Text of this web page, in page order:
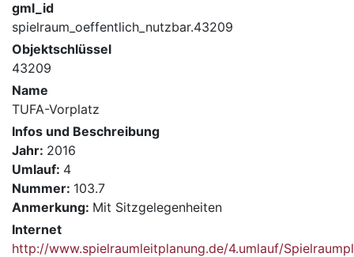
gml_id
spielraum_oeffentlich_nutzbar.43209
Objektschlüssel
43209
Name
TUFA-Vorplatz
Infos und Beschreibung
Jahr: 2016
Umlauf: 4
Nummer: 103.7
Anmerkung: Mit Sitzgelegenheiten
Internet
http://www.spielraumleitplanung.de/4.umlauf/